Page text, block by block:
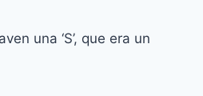
una ‘S’, que era un